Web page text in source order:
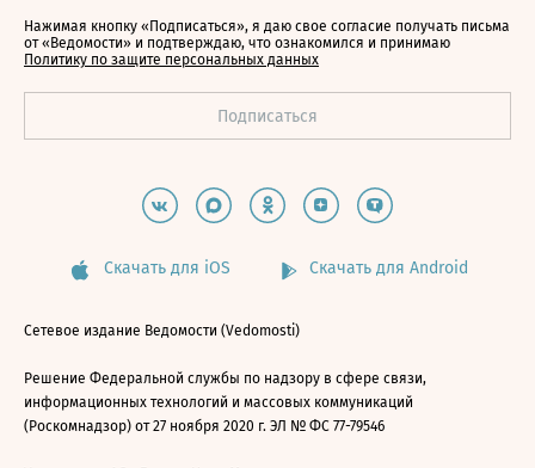
Нажимая кнопку «Подписаться», я даю свое согласие получать письма
от «Ведомости» и подтверждаю, что ознакомился и принимаю
Политику по защите персональных данных
Скачать для iOS Скачать для Android
Сетевое издание Ведомости (Vedomosti)
Решение Федеральной службы по надзору в сфере связи,
информационных технологий и массовых коммуникаций
(Роскомнадзор) от 27 ноября 2020 г. ЭЛ № ФС 77-79546